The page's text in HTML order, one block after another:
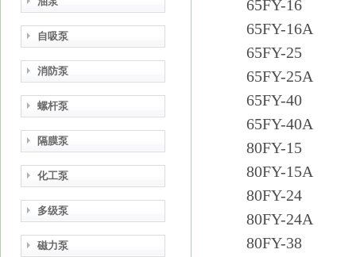
自吸泵
消防泵
螺杆泵
隔膜泵
化工泵
多级泵
磁力泵
65FY-16
65FY-16A
65FY-25
65FY-25A
65FY-40
65FY-40A
80FY-15
80FY-15A
80FY-24
80FY-24A
80FY-38